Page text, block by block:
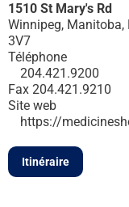
1510 St Mary's Rd
Winnipeg, Manitoba,
3V7
Téléphone
204.421.9200
Fax 204.421.9210
Site web
https://
Itinéraire